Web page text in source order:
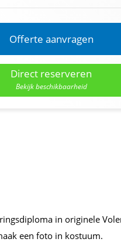
Offerte aanvragen
Direct reserveren
Bekijk beschikbaarheid
in originele
een foto in kostuum.